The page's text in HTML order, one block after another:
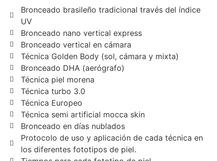
Bronceado brasileño tradicional través del índice
UV
Bronceado nano vertical express
Bronceado vertical en cámara
Técnica Golden Body (sol, cámara y mixta)
Bronceado DHA (aerógrafo)
Técnica piel morena
Técnica turbo 3.0
Técnica Europeo
Técnica semi artificial mocca skin
Bronceado en días nublados
Protocolo de uso y aplicación de cada técnica en
los diferentes fototipos de piel.